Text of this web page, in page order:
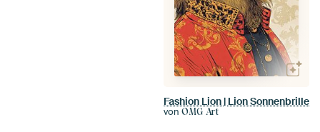
Fashion Lion | Lion Sonnenbrille
von OMG Art